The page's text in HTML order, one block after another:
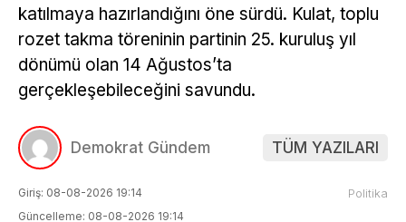
katılmaya hazırlandığını öne sürdü. Kulat, toplu
rozet takma töreninin partinin 25. kuruluş yıl
dönümü olan 14 Ağustos’ta
gerçekleşebileceğini savundu.
Demokrat Gündem TÜM YAZILARI
Giriş: 08-08-2026 19:14
Güncelleme: 08-08-2026 19:14
Politika